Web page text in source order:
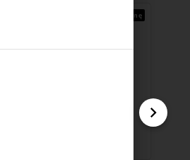
Zapytaj o cenę